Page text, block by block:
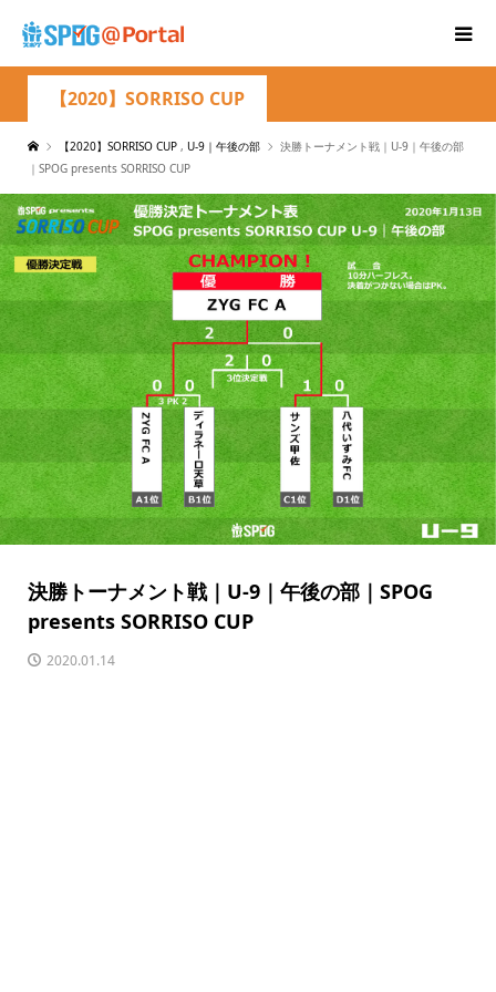
【2020】SORRISO CUP
【2020】SORRISO CUP , U-9｜午後の部
決勝トーナメント戦｜U-9｜午後の部
｜SPOG presents SORRISO CUP
決勝トーナメント戦｜U-9｜午後の部｜SPOG
presents SORRISO CUP
2020.01.14